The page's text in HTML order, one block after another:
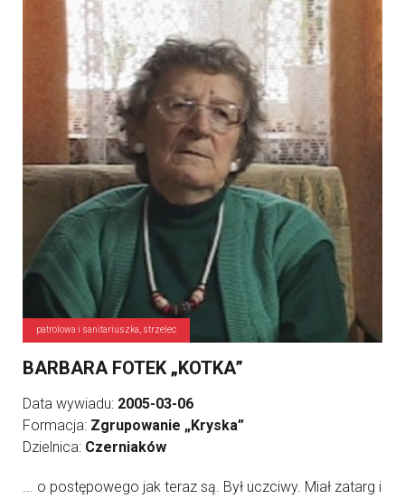
patrolowa i sanitariuszka, strzelec
BARBARA FOTEK „KOTKA”
Data wywiadu: 2005-03-06
Formacja: Zgrupowanie „Kryska”
Dzielnica: Czerniaków
... o postępowego jak teraz są. Był uczciwy. Miał zatarg i